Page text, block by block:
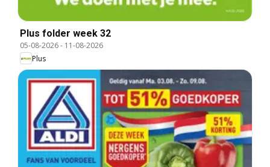
Plus folder week 32
05-08-2026- 11-08-2026
Plus